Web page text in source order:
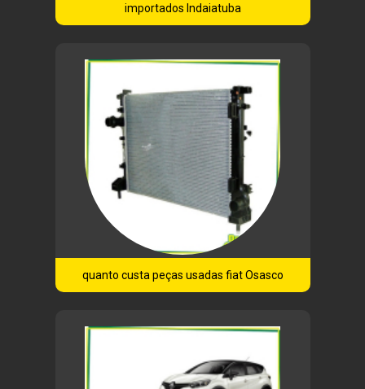
importados Indaiatuba
quanto custa peças usadas fiat Osasco